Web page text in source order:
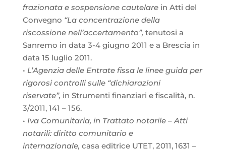
frazionata e sospensione cautelarein Atti del
Convegno “La concentrazione della
riscossione nell’accertamento”, tenutosi a
Sanremo in data 3-4 giugno 2011 e a Brescia in
data 15 luglio 2011.
• L’Agenzia delle Entrate fissa le linee guida per
rigorosi controlli sulle “dichiarazioni
riservate”, in Strumenti finanziari e fiscalità, n.
3/2011, 141 – 156.
• Iva Comunitaria, in Trattato notarile – Atti
notarili: diritto comunitario e
internazionale, casa editrice UTET, 2011, 1631 –